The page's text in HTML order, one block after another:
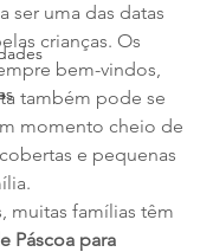
ser uma das datas
crianças. Os
bem-vindos,
também pode se
momento cheio de
e pequenas
muitas famílias têm
Páscoa para